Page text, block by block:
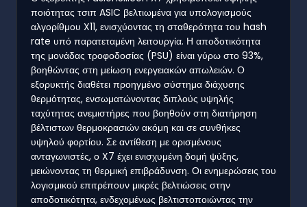
ποιότητας τσιπ ASIC βελτιωμένα για υπολογισμούς
αλγορίθμου X11, ενισχύοντας τη σταθερότητα του hash
rate υπό παρατεταμένη λειτουργία. Η αποδοτικότητα
της μονάδας τροφοδοσίας (PSU) είναι γύρω στο 93%,
βοηθώντας στη μείωση ενεργειακών απωλειών. Ο
εξορυκτής διαθέτει προηγμένο σύστημα διάχυσης
θερμότητας, ενσωματώνοντας διπλούς υψηλής
ταχύτητας ανεμιστήρες που βοηθούν στη διατήρηση
βέλτιστων θερμοκρασιών ακόμη και σε συνθήκες
υψηλού φορτίου. Σε αντίθεση με ορισμένους
ανταγωνιστές, ο X7 έχει ενισχυμένη δομή ψύξης,
μειώνοντας τη θερμική επιβράδυνση. Οι ενημερώσεις του
λογισμικού επιτρέπουν μικρές βελτιώσεις στην
αποδοτικότητα, ενδεχομένως βελτιστοποιώντας την